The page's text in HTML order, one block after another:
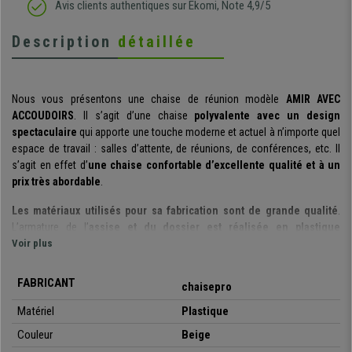
Avis clients authentiques sur Ekomi, Note 4,9/5
Description détaillée
Nous vous présentons une chaise de réunion modèle AMIRAVEC
ACCOUDOIRS. Il s’agit d’une chaise polyvalente avec un design
spectaculaire qui apporte une touche moderne et actuel à n’importe quel
espace de travail : salles d’attente, de réunions, de conférences, etc. Il
s’agit en effet d’une chaise confortable d’excellente qualité et à un
prix très abordable.
Les matériaux utilisés pour sa fabrication sont de grande qualité.
L’armature de l’ assise et du dossier est réalisée en plastique
résistant
et les 4 pieds chromés
invités une assise robuste, confortable et de qualité.
utiliser lors des réunions, avec des clients, dans les salles d’attente, de
Voir plus
FABRICANT
chaisepro
Matériel
Plastique
Couleur
Beige